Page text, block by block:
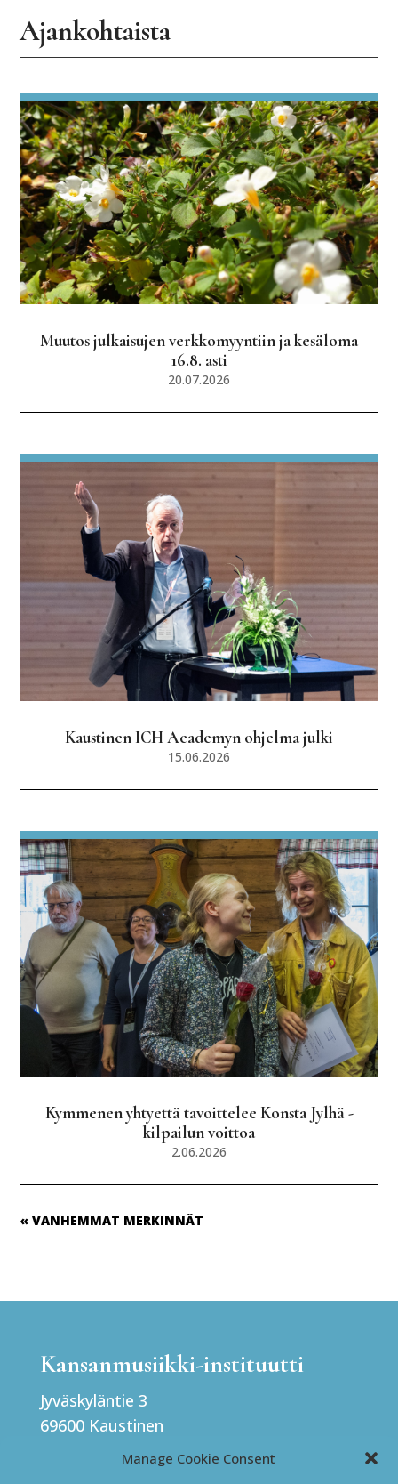
Manage Cookie Consent
Ajankohtaista
Muutos julkaisujen verkkomyyntiin ja kesäloma
16.8. asti
20.07.2026
Kaustinen ICH Academyn ohjelma julki
15.06.2026
Kymmenen yhtyettä tavoittelee Konsta Jylhä -
kilpailun voittoa
2.06.2026
« VANHEMMAT MERKINNÄT
Kansanmusiikki-instituutti
Jyväskyläntie 3
69600 Kaustinen